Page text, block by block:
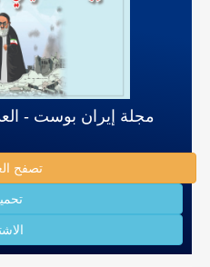
مجلة إيران بوست - العدد 11 - ديسمبر
تصفح